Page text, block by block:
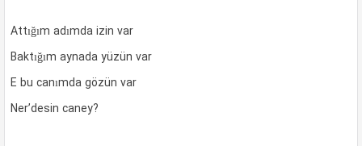
Attığım adımda izin var
Baktığım aynada yüzün var
E bu canımda gözün var
Ner’desin caney?